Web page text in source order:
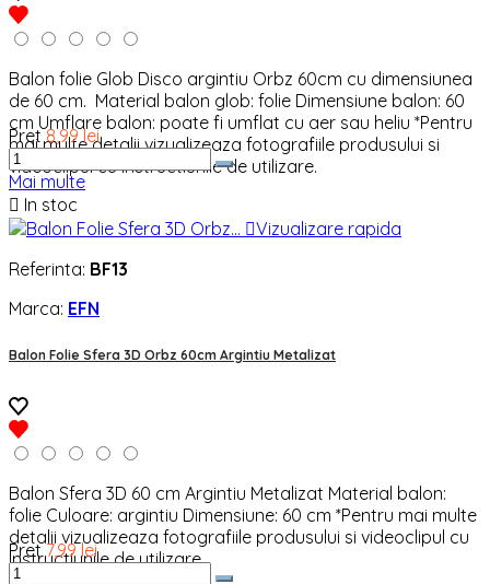
Balon folie Glob Disco argintiu Orbz 60cm cu dimensiunea
de 60 cm. Material balon glob: folie Dimensiune balon: 60
cm Umflare balon: poate fi umflat cu aer sau heliu *Pentru
mai multe detalii vizualizeaza fotografiile produsului si
videoclipul cu instructiunile de utilizare.
Pret 8,99 lei
Mai multe
 In stoc
Vizualizare rapida
Referinta: BF13
Marca: EFN
Balon Folie Sfera 3D Orbz 60cm Argintiu Metalizat
Balon Sfera 3D 60 cm Argintiu Metalizat Material balon:
folie Culoare: argintiu Dimensiune: 60 cm *Pentru mai multe
detalii vizualizeaza fotografiile produsului si videoclipul cu
instructiunile de utilizare.
Pret 7,99 lei